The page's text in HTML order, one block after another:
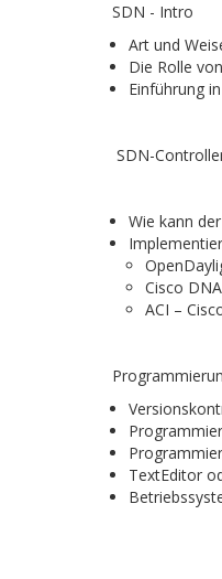
SDN - Intro
Art und
Die Rolle
Einführung
SDN-
Wie kann
Cisco
ACI –
TextEditor